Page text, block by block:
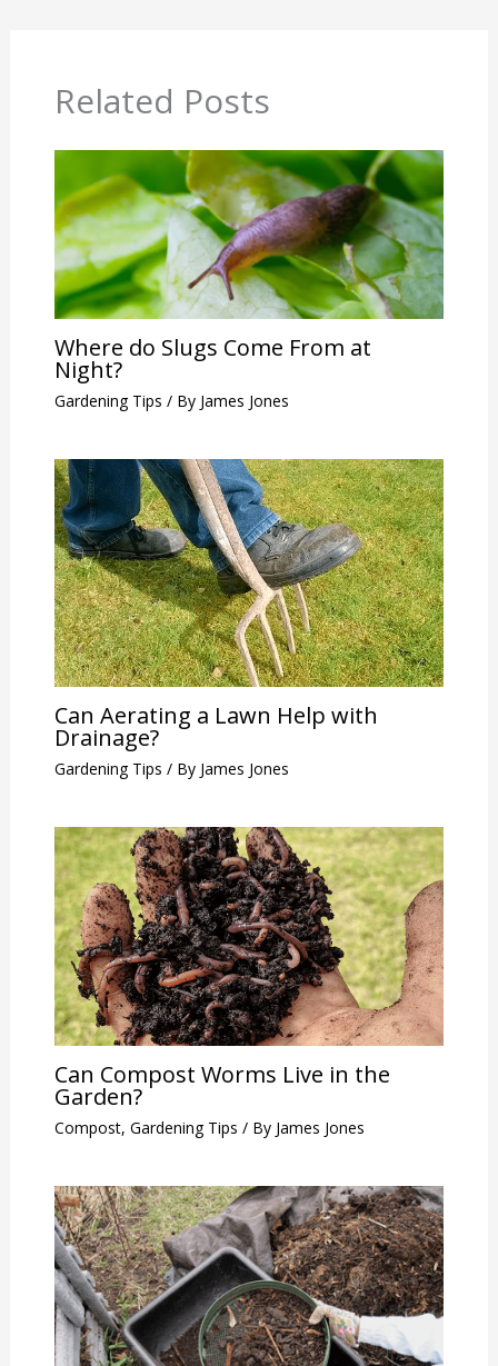
Related Posts
Where do Slugs Come From at
Night?
Gardening Tips / By James Jones
Can Aerating a Lawn Help with
Drainage?
Gardening Tips / By James Jones
Can Compost Worms Live in the
Garden?
Compost, Gardening Tips / By James Jones